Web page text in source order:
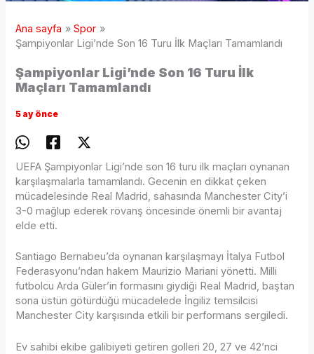
Ana sayfa
Spor
Şampiyonlar Ligi’nde Son 16 Turu İlk Maçları Tamamlandı
Şampiyonlar Ligi’nde Son 16 Turu İlk
Maçları Tamamlandı
5 ay önce
UEFA Şampiyonlar Ligi’nde son 16 turu ilk maçları oynanan
karşılaşmalarla tamamlandı. Gecenin en dikkat çeken
mücadelesinde Real Madrid, sahasında Manchester City’i
3-0 mağlup ederek rövanş öncesinde önemli bir avantaj
elde etti.
Santiago Bernabeu’da oynanan karşılaşmayı İtalya Futbol
Federasyonu’ndan hakem Maurizio Mariani yönetti. Milli
futbolcu Arda Güler’in formasını giydiği Real Madrid, baştan
sona üstün götürdüğü mücadelede İngiliz temsilcisi
Manchester City karşısında etkili bir performans sergiledi.
Ev sahibi ekibe galibiyeti getiren golleri 20, 27 ve 42’nci